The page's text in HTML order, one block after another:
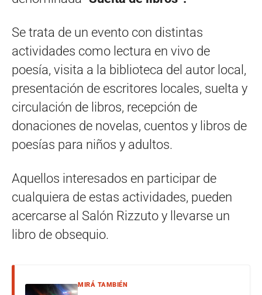
Se trata de un evento con distintas
actividades como lectura en vivo de
poesía, visita a la biblioteca del autor local,
presentación de escritores locales, suelta y
circulación de libros, recepción de
donaciones de novelas, cuentos y libros de
poesías para niños y adultos.
Aquellos interesados en participar de
cualquiera de estas actividades, pueden
acercarse al Salón Rizzuto y llevarse un
libro de obsequio.
MIRÁ TAMBIÉN